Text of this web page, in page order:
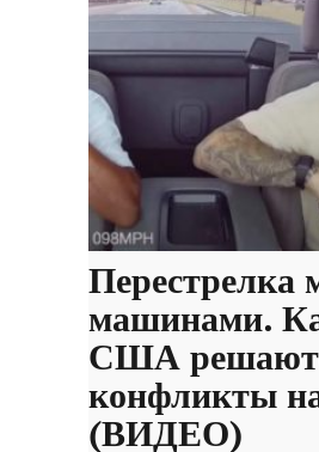
Перестрелка
машинами.
США
конфликты
(ВИДЕО)